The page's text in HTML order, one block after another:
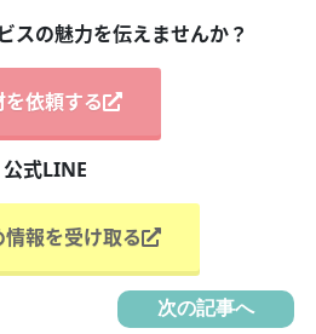
スの魅力を伝えませんか？
を依頼する
公式LINE
報を受け取る
次の記事へ